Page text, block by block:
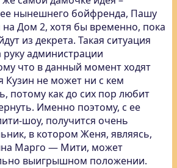
ее нынешнего бойфренда, Пашу
Дом 2, хотя бы временно, пока
из декрета. Такая ситуация
администрации
что в данный момент ходят
Кузин не может ни с кем
потому как до сих пор любит
Именно поэтому, с ее
шоу, получится очень
в котором Женя, являясь,
Марго — Мити, может
выигрышном положении.